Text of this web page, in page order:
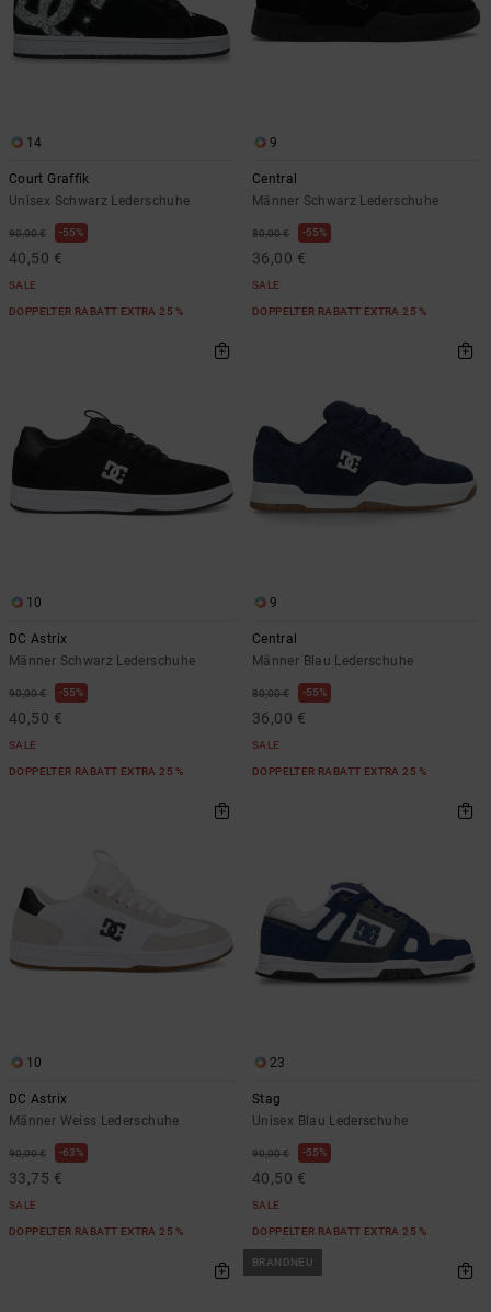
14
Court Graffik
Unisex Schwarz Lederschuhe
90,00 € 55%
40,50 €
SALE
DOPPELTER RABATT EXTRA 25 %
9
Central
Männer Schwarz Lederschuhe
80,00 € 55%
36,00 €
SALE
DOPPELTER RABATT EXTRA 25 %
10
DC Astrix
Männer Schwarz Lederschuhe
90,00 € 55%
40,50 €
SALE
DOPPELTER RABATT EXTRA 25 %
9
Central
Männer Blau Lederschuhe
80,00 € 55%
36,00 €
SALE
DOPPELTER RABATT EXTRA 25 %
10
DC Astrix
Männer Weiss Lederschuhe
90,00 € 63%
33,75 €
SALE
DOPPELTER RABATT EXTRA 25 %
23
Stag
Unisex Blau Lederschuhe
90,00 € 55%
40,50 €
SALE
DOPPELTER RABATT EXTRA 25 %
BRANDNEU